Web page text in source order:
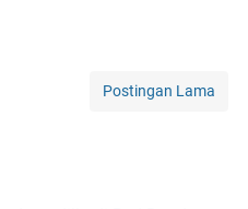
Postingan Lama